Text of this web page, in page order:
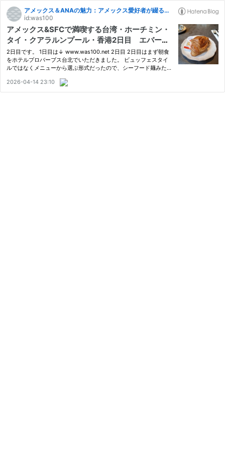
アメックス＆ANAの魅力：アメックス愛好者が綴る旅行とカードの魅力
id:was100
アメックス&SFCで満喫する台湾・ホーチミン・
タイ・クアラルンプール・香港2日目 エバー航
空でホーチミンへ向かいました
2日目です。 1日目は↓ www.was100.net 2日目 2日目はまず朝食
をホテルプロバーブス台北でいただきました。 ビュッフェスタイ
ルではなくメニューから選ぶ形式だったので、シーフード麺みたい
事した後、昼食として近くの小籠包店に行きました。 餡子の小籠
包な…
2026-04-14 23:10